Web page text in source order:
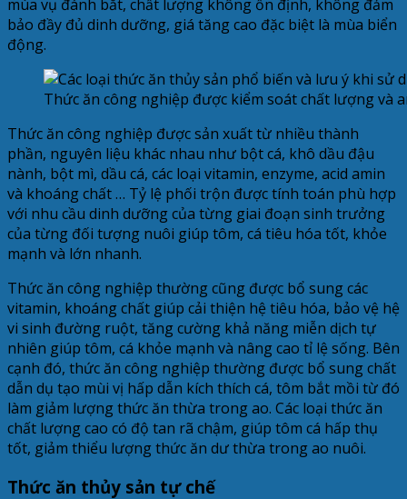
mùa vụ đánh bắt, chất lượng không ổn định, không đảm
bảo đầy đủ dinh dưỡng, giá tăng cao đặc biệt là mùa biển
động.
Thức ăn công nghiệp được kiểm soát chất lượng và
Thức ăn công nghiệp được sản xuất từ nhiều thành
phần, nguyên liệu khác nhau như bột cá, khô dầu đậu
nành, bột mì, dầu cá, các loại vitamin, enzyme, acid amin
và khoáng chất … Tỷ lệ phối trộn được tính toán phù hợp
với nhu cầu dinh dưỡng của từng giai đoạn sinh trưởng
của từng đối tượng nuôi giúp tôm, cá tiêu hóa tốt, khỏe
mạnh và lớn nhanh.
Thức ăn công nghiệp thường cũng được bổ sung các
vitamin, khoáng chất giúp cải thiện hệ tiêu hóa, bảo vệ hệ
vi sinh đường ruột, tăng cường khả năng miễn dịch tự
nhiên giúp tôm, cá khỏe mạnh và nâng cao tỉ lệ sống. Bên
cạnh đó, thức ăn công nghiệp thường được bổ sung chất
dẫn dụ tạo mùi vị hấp dẫn kích thích cá, tôm bắt mồi từ đó
làm giảm lượng thức ăn thừa trong ao. Các loại thức ăn
chất lượng cao có độ tan rã chậm, giúp tôm cá hấp thụ
tốt, giảm thiểu lượng thức ăn dư thừa trong ao nuôi.
Thức ăn thủy sản tự chế